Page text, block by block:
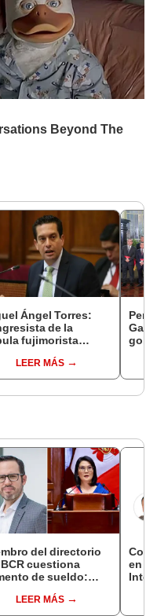
Ángel Torres:
de la
fujimorista
Senado
LEER MÁS
del directorio
cuestiona
de sueldo:
LEER MÁS
en